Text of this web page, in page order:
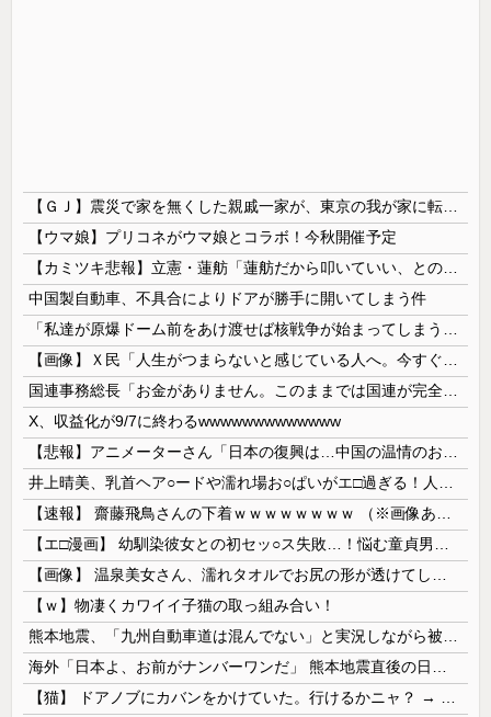
【ウマ娘】プリコネがウマ娘とコラボ！今秋開催予定
中国製自動車、不具合によりドアが勝手に開いてしまう件
X、収益化が9/7に終わるwwwwwwwwwwwww
【ｗ】物凄くカワイイ子猫の取っ組み合い！